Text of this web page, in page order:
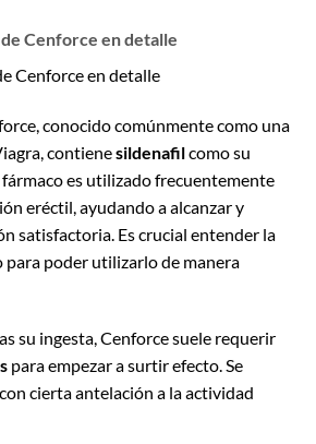
Cenforce en detalle
Cenforce en detalle
conocido comúnmente como una
contienesildenafilcomo su
es utilizado frecuentemente
eréctil, ayudando a alcanzar y
satisfactoria. Es crucial entender la
para poder utilizarlo de manera
su ingesta, Cenforce suele requerir
para empezar a surtir efecto. Se
cierta antelación a la actividad